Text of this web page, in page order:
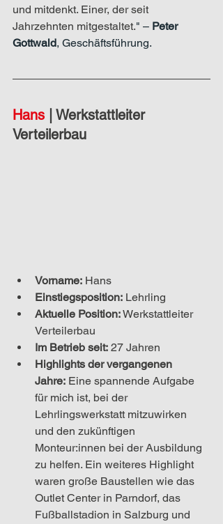
und mitdenkt. Einer, der seit
Jahrzehnten mitgestaltet." – Peter
Gottwald, Geschäftsführung.
Hans
Werkstattleiter
Verteilerbau
Vorname: Hans
Einstiegsposition: Lehrling
Aktuelle Position:Werkstattleiter
Verteilerbau
Im Betrieb seit: 27 Jahren
Highlights der vergangenen
Jahre: Eine spannende Aufgabe
für mich ist, bei der
Lehrlingswerkstatt mitzuwirken
und den zukünftigen
Monteur:innen bei der Ausbildung
zu helfen. Ein weiteres Highlight
waren große Baustellen wie das
Outlet Center in Parndorf, das
Fußballstadion in Salzburg und